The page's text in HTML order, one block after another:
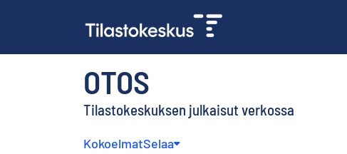
OTOS
Tilastokeskuksen julkaisut verkossa
KokoelmatSelaa